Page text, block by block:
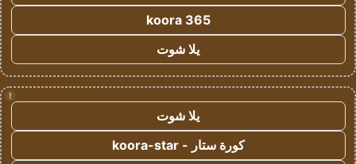
koora 365
يلا شوت
!
يلا شوت
كورة ستار - koora-star